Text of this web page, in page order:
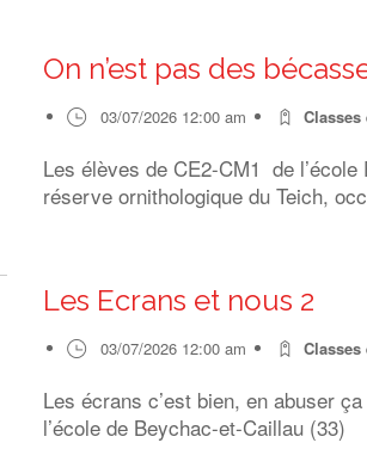
On n’est pas des
03/07/2026 12:00 am Classes
Les élèves de CE2-CM1 de
réserve ornithologique du Teich,
Les Ecrans et nous 2
03/07/2026 12:00 am Classes
Les écrans c’est bien, en abuser
l’école de Beychac-et-Caillau (33)